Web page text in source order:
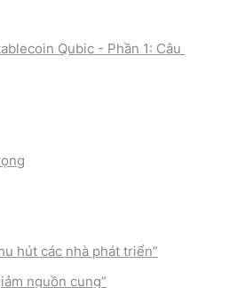
Qubic - Phần 1: Câu
hút các nhà phát triển”
nguồn cung”